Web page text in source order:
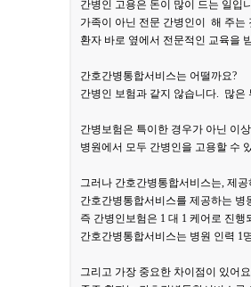
간병인 고용은 돈이 많이 드는 일입
가족이 아닌 전문 간병인이 해 주는
환자 바로 옆에서 전문적인 교육을
간호간병통합서비스는 어떨까요?
간병인 보험과 같지 않습니다. 많은
간병보험은 특이한 경우가 아닌 이
병원에서 모두 간병인을 고용할 수
그러나 간호간병통합서비스는, 제
간호간병통합서비스를 제공하는
즉 간병인보험은 1 대 1 케어로 진행
간호간병통합서비스는 병원 인력 1
그리고 가장 중요한 차이점이 있어